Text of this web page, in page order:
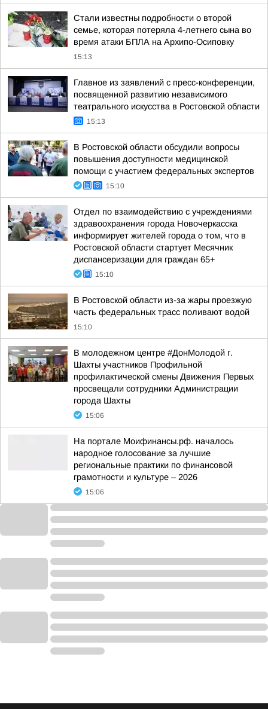
Стали известны подробности о второй
семье, которая потеряла 4-летнего сына во
время атаки БПЛА на Архипо-Осиповку
15:13
Главное из заявлений с пресс-конференции,
посвященной развитию независимого
театрального искусства в Ростовской области
15:13
В Ростовской области обсудили вопросы
повышения доступности медицинской
помощи с участием федеральных экспертов
15:10
Отдел по взаимодействию с учреждениями
здравоохранения города Новочеркасска
информирует жителей города о том, что в
Ростовской области стартует Месячник
диспансеризации для граждан 65+
15:10
В Ростовской области из-за жары проезжую
часть федеральных трасс поливают водой
15:10
В молодежном центре #ДонМолодой г.
Шахты участников Профильной
профилактической смены Движения Первых
просвещали сотрудники Администрации
города Шахты
15:06
На портале Моифинансы.рф. началось
народное голосование за лучшие
региональные практики по финансовой
грамотности и культуре – 2026
15:06